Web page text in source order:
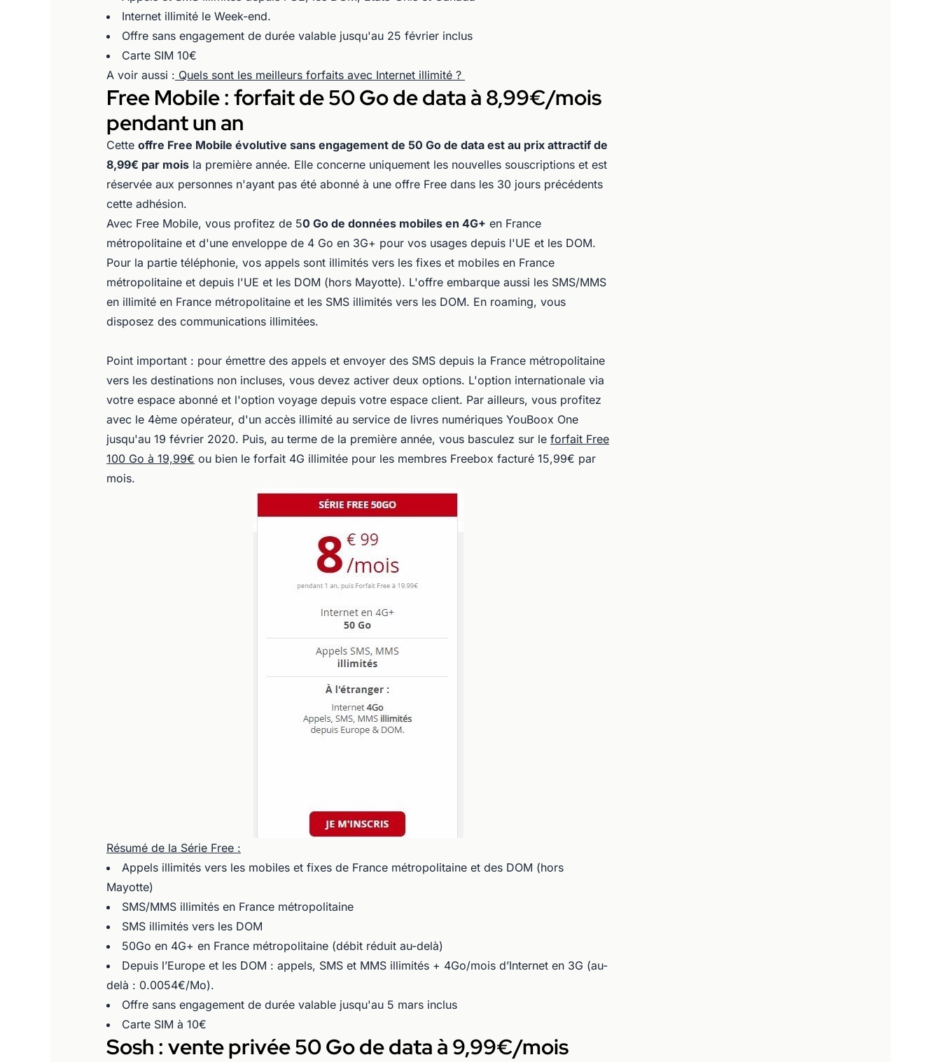
Internet illimité le Week-end.
Offre sans engagement de durée valable jusqu'au 25 février inclus
Carte SIM 10€
A voir aussi : Quels sont les meilleurs forfaits avec Internet illimité ?
Free Mobile : forfait de 50 Go de data à 8,99€/mois
pendant un an
Cette offre Free Mobile évolutive sans engagement de 50 Go de data est au prix attractif de
8,99€ par mois la première année. Elle concerne uniquement les nouvelles souscriptions et est
réservée aux personnes n'ayant pas été abonné à une offre Free dans les 30 jours précédents
cette adhésion.
Avec Free Mobile, vous profitez de 50 Go de données mobiles en 4G+ en France
métropolitaine et d'une enveloppe de 4 Go en 3G+ pour vos usages depuis l'UE et les DOM.
Pour la partie téléphonie, vos appels sont illimités vers les fixes et mobiles en France
métropolitaine et depuis l'UE et les DOM (hors Mayotte). L'offre embarque aussi les SMS/MMS
en illimité en France métropolitaine et les SMS illimités vers les DOM. En roaming, vous
disposez des communications illimitées.
Point important : pour émettre des appels et envoyer des SMS depuis la France métropolitaine
vers les destinations non incluses, vous devez activer deux options. L'option internationale via
votre espace abonné et l'option voyage depuis votre espace client. Par ailleurs, vous profitez
avec le 4ème opérateur, d'un accès illimité au service de livres numériques YouBoox One
jusqu'au 19 février 2020. Puis, au terme de la première année, vous basculez sur le forfait Free
100 Go à 19,99€ ou bien le forfait 4G illimitée pour les membres Freebox facturé 15,99€ par
mois.
Résumé de la Série Free :
Appels illimités vers les mobiles et fixes de France métropolitaine et des DOM (hors
Mayotte)
SMS/MMS illimités en France métropolitaine
SMS illimités vers les DOM
50Go en 4G+ en France métropolitaine (débit réduit au-delà)
Depuis l’Europe et les DOM : appels, SMS et MMS illimités + 4Go/mois d’Internet en 3G (au-
delà : 0.0054€/Mo).
Offre sans engagement de durée valable jusqu'au 5 mars inclus
Carte SIM à 10€
Sosh : vente privée 50 Go de data à 9,99€/mois